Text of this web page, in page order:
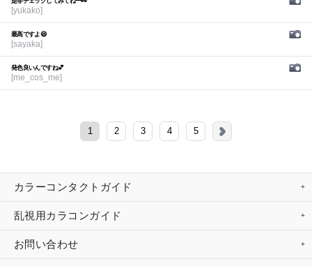
[yukako]
最高ですよ😆
[sayaka]
発色良いんですね💕︎
[me_cos_me]
1 2 3 4 5
カラーコンタクトガイド
乱視用カラコンガイド
お問い合わせ